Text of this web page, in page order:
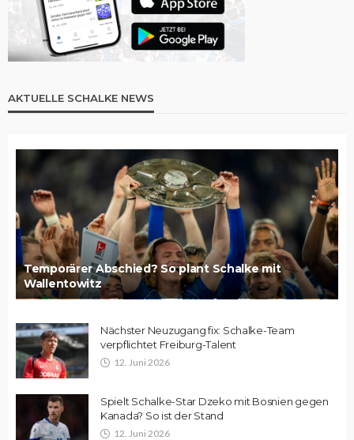
AKTUELLE SCHALKE NEWS
Temporärer Abschied? So plant Schalke mit
Wallentowitz
Nächster Neuzugang fix: Schalke-Team
verpflichtet Freiburg-Talent
12. Juni 2026
Spielt Schalke-Star Dzeko mit Bosnien gegen
Kanada? So ist der Stand
12. Juni 2026